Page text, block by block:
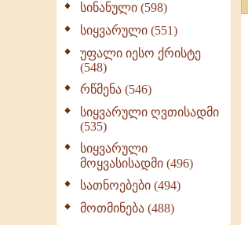
სინანული (598)
სიყვარული (551)
უფალი იესო ქრისტე
(548)
რწმენა (546)
სიყვარული ღვთისადმი
(535)
სიყვარული
მოყვასისადმი (496)
სათნოებები (494)
მოთმინება (488)